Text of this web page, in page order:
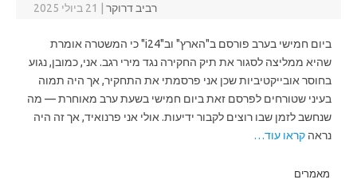
רביב דרוקר 21 ביולי 2025
ביום חמישי בערב פורסם ב"הארץ" וב"i24" כי המשטרה אומרת
שהיא ממליצה לסגור את תיק החקירה נגד מירי רגב. אני, כמובן, נגוע
בחוסר אובייקטיביות שכן אני פרסמתי את התחקיר, אך היה תמוה
בעיני שטורחים לפרסם זאת ביום חמישי בשעת ערב מאוחרת — מה
שנחשב לזמן שבו רוצים לקבור ידיעות. אולי אני פרנואיד, אך זה היה
נראה קראו עוד…
מאמרים